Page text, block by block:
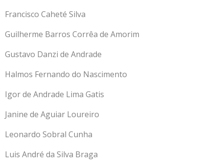
Francisco Caheté Silva
Guilherme Barros Corrêa de Amorim
Gustavo Danzi de Andrade
Halmos Fernando do Nascimento
Igor de Andrade Lima Gatis
Janine de Aguiar Loureiro
Leonardo Sobral Cunha
Luis André da Silva Braga